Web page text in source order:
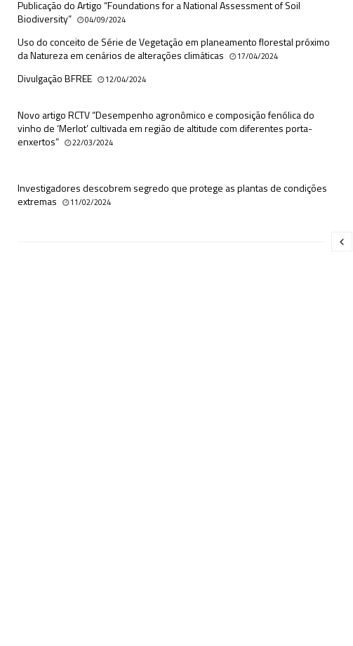
Publicação do Artigo “Foundations for a National Assessment of Soil
Biodiversity”
04/09/2024
Uso do conceito de Série de Vegetação em planeamento florestal próximo
da Natureza em cenários de alterações climáticas
17/04/2024
Divulgação BFREE 12/04/2024
Novo artigo RCTV “Desempenho agronômico e composição fenólica do
vinho de ‘Merlot’ cultivada em região de altitude com diferentes porta-
enxertos”
22/03/2024
Investigadores descobrem segredo que protege as plantas de condições
extremas
11/02/2024